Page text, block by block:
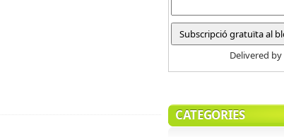
Delivered by
CATEGORIES